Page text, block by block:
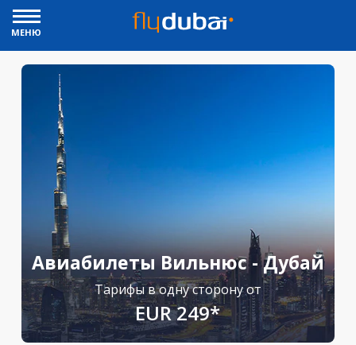
МЕНЮ
Авиабилеты Вильнюс - Дубай
Тарифы в одну сторону от
EUR 249*